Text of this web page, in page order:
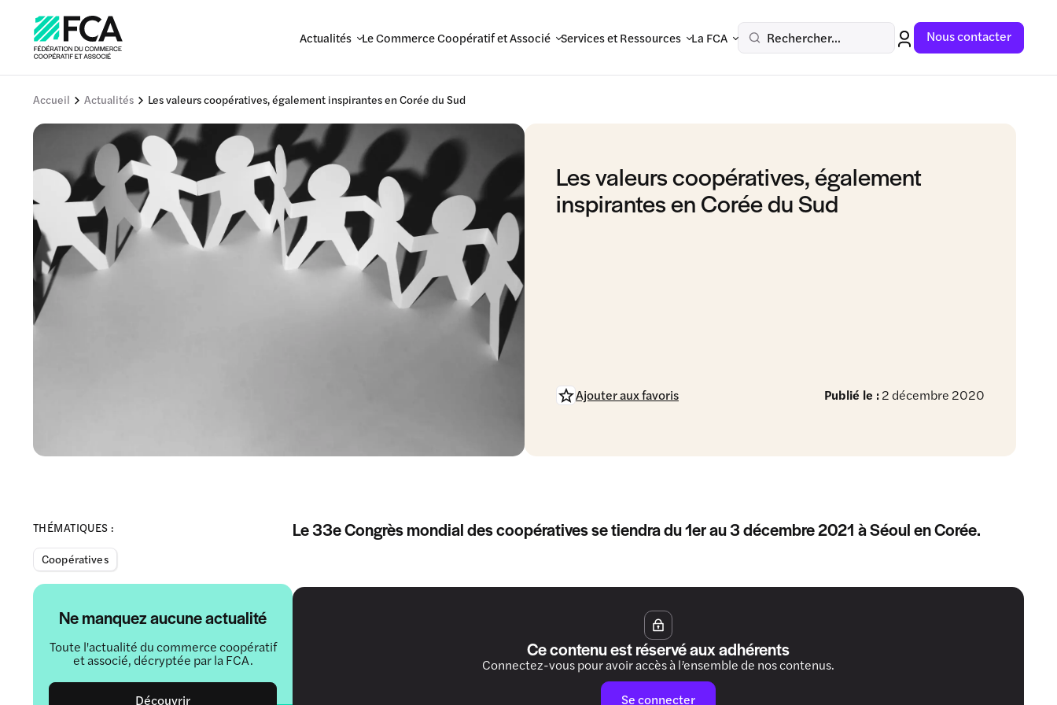
Actualités Le Commerce Coopératif et Associé Services et Ressources La FCA Rechercher... Nous contacter
Accueil Actualités Les valeurs coopératives, également inspirantes en Corée du Sud
Les valeurs coopératives, également
inspirantes en Corée du Sud
Publié le :2 décembre 2020
Ajouter aux favoris
THÉMATIQUES :
Coopératives
Ne manquez aucune actualité
Toute l'actualité du commerce coopératif
et associé, décryptée par la FCA.
Découvrir
Le 33e Congrès mondial des coopératives se tiendra du 1er au 3 décembre 2021 à Séoul en Corée.
Ce contenu est réservé aux adhérents
Connectez-vous pour avoir accès à l’ensemble de nos contenus.
Se connecter